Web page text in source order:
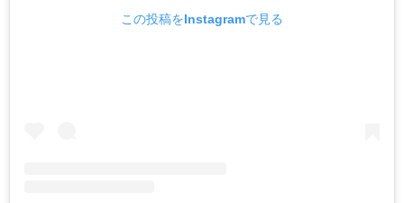
この投稿をInstagramで見る